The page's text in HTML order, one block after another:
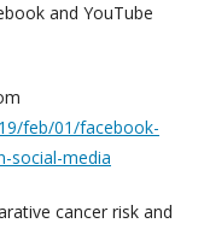
and YouTube
feb/01/facebook-
social-media
cancer risk and